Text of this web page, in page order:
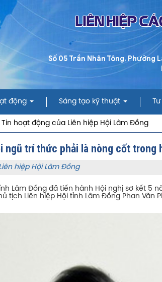
LIÊN HIỆP
Số 05 Trần Nhân Tông, Phường
động Sáng tạo kỹ thuật
Tin hoạt động của Liên hiệp Hội Lâm Đồng
ngũ trí thức phải là nòng cốt trong
hiệp Hội Lâm Đồng
Lâm Đồng đã tiến hành Hội nghị sơ kết 5
tịch Liên hiệp Hội tỉnh Lâm Đồng Phan Văn